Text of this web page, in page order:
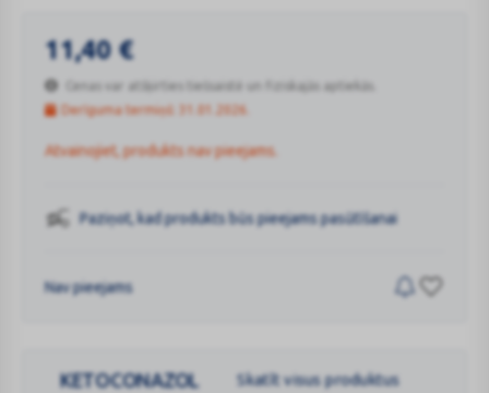
11,40 €
Cenas var atšķirties tiešsaistē un fiziskajās aptiekās.
Derīguma termiņš: 31.01.2026.
Atvainojiet, produkts nav pieejams.
Paziņot, kad produkts būs pieejams pasūtīšanai
Nav pieejams
KETOCONAZOL Skatīt visus produktus